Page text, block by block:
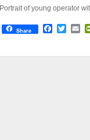
Portrait of young operator
Share